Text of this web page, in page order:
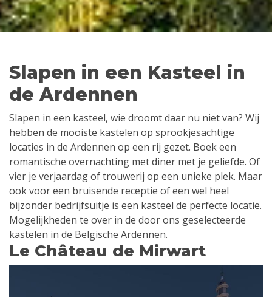
Slapen in een Kasteel in
de Ardennen
Slapen in een kasteel, wie droomt daar nu niet van? Wij
hebben de mooiste kastelen op sprookjesachtige
locaties in de Ardennen op een rij gezet. Boek een
romantische overnachting met diner met je geliefde. Of
vier je verjaardag of trouwerij op een unieke plek. Maar
ook voor een bruisende receptie of een wel heel
bijzonder bedrijfsuitje is een kasteel de perfecte locatie.
Mogelijkheden te over in de door ons geselecteerde
kastelen in de Belgische Ardennen.
Le Château de Mirwart